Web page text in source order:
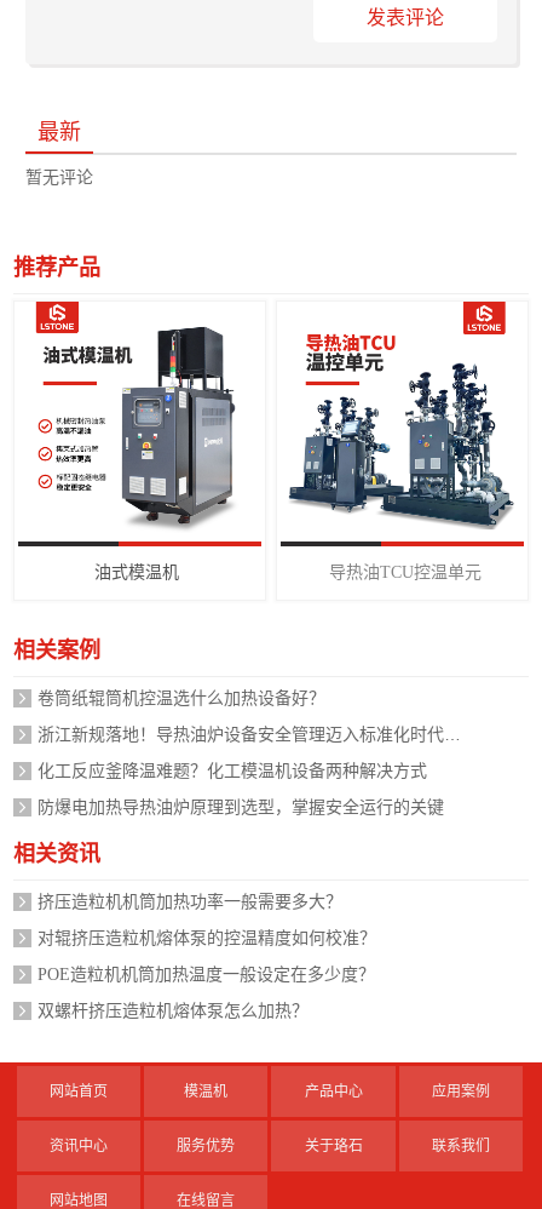
发表评论
最新
暂无评论
推荐产品
油式模温机 导热油TCU控温单元
相关案例
卷筒纸辊筒机控温选什么加热设备好？
化工反应釜降温难题？化工模温机设备两种解决方式
防爆电加热导热油炉原理到选型，掌握安全运行的关键
相关资讯
挤压造粒机机筒加热功率一般需要多大？
对辊挤压造粒机熔体泵的控温精度如何校准？
POE造粒机机筒加热温度一般设定在多少度？
双螺杆挤压造粒机熔体泵怎么加热？
网站首页 模温机 产品中心 应用案例
资讯中心 服务优势 关于珞石 联系我们
网站地图 在线留言